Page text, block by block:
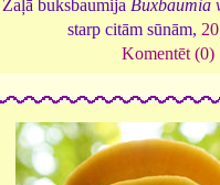
Zaļā buksbaumija Buxbaumia
starp citām sūnām,
Komentēt (0)